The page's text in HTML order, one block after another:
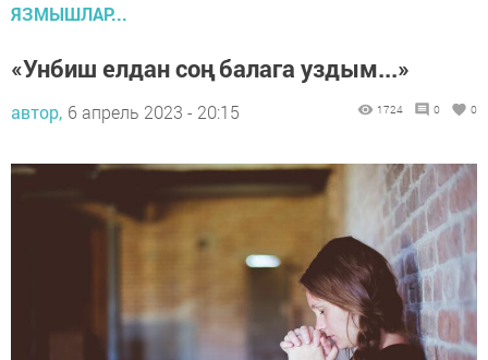
ЯЗМЫШЛАР...
«Унбиш елдан соң балага уздым...»
автор, 6 апрель 2023 - 20:15 1724 0 0